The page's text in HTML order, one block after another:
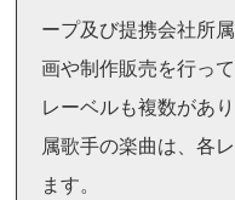
ープ及び提携会社所
画や制作販売を行って
レーベルも複数があ
属歌手の楽曲は、各
ます。